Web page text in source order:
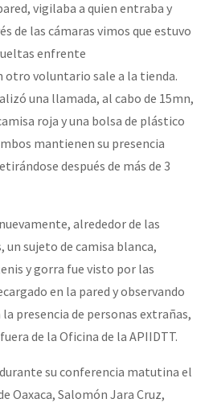
vigilaba a quien entraba y
de las cámaras vimos que estuvo
enfrente
otro voluntario sale a la tienda.
una llamada, al cabo de 15mn,
roja y una bolsa de plástico
mantienen su presencia
después de más de 3
alrededor de las
un sujeto de camisa blanca,
y gorra fue visto por las
en la pared y observando
presencia de personas extrañas,
de la Oficina de la APIIDTT.
durante su conferencia matutina el
Oaxaca, Salomón Jara Cruz,